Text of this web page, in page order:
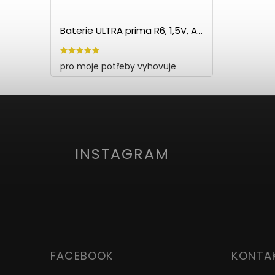
Baterie ULTRA prima R6, 1,5V, AA - 60ks
pro moje potřeby vyhovuje
INSTAGRAM
FACEBOOK